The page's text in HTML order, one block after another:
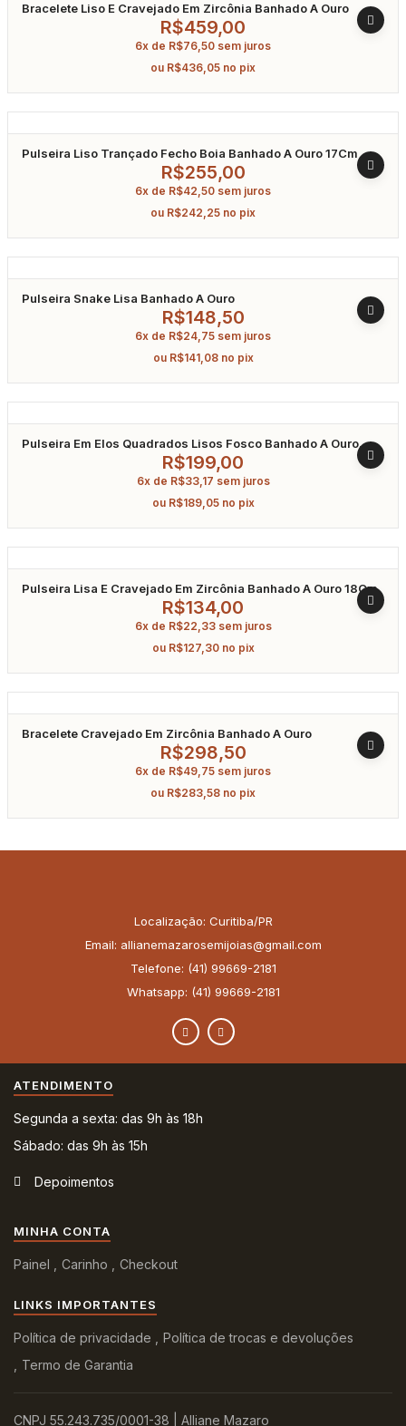
Bracelete Liso E Cravejado Em Zircônia Banhado A Ouro
R$459,00
6x de R$76,50 sem juros
ou R$436,05 no pix
Pulseira Liso Trançado Fecho Boia Banhado A Ouro 17Cm
R$255,00
6x de R$42,50 sem juros
ou R$242,25 no pix
Pulseira Snake Lisa Banhado A Ouro
R$148,50
6x de R$24,75 sem juros
ou R$141,08 no pix
Pulseira Em Elos Quadrados Lisos Fosco Banhado A Ouro
R$199,00
6x de R$33,17 sem juros
ou R$189,05 no pix
Pulseira Lisa E Cravejado Em Zircônia Banhado A Ouro 18Cm
R$134,00
6x de R$22,33 sem juros
ou R$127,30 no pix
Bracelete Cravejado Em Zircônia Banhado A Ouro
R$298,50
6x de R$49,75 sem juros
ou R$283,58 no pix
Localização: Curitiba/PR
Email: allianemazarosemijoias@gmail.com
Telefone: (41) 99669-2181
Whatsapp: (41) 99669-2181
ATENDIMENTO
Segunda a sexta: das 9h às 18h
Sábado: das 9h às 15h
Depoimentos
MINHA CONTA
Painel Carinho Checkout
LINKS IMPORTANTES
Política de privacidade
Política de trocas e devoluções
Termo de Garantia
CNPJ 55.243.735/0001-38 | Alliane Mazaro